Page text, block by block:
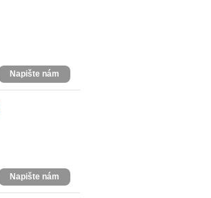
Napište nám
Napište nám